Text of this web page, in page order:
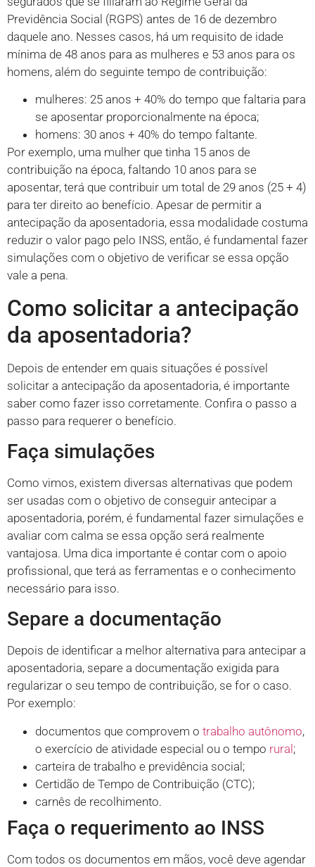
Previdência Social (RGPS) antes de 16 de dezembro
daquele ano. Nesses casos, há um requisito de idade
mínima de 48 anos para as mulheres e 53 anos para os
homens, além do seguinte tempo de contribuição:
mulheres: 25 anos + 40% do tempo que faltaria para
se aposentar proporcionalmente na época;
homens: 30 anos + 40% do tempo faltante.
Por exemplo, uma mulher que tinha 15 anos de
contribuição na época, faltando 10 anos para se
aposentar, terá que contribuir um total de 29 anos (25 + 4)
para ter direito ao benefício. Apesar de permitir a
antecipação da aposentadoria, essa modalidade costuma
reduzir o valor pago pelo INSS, então, é fundamental fazer
simulações com o objetivo de verificar se essa opção
vale a pena.
Como solicitar a antecipação
da aposentadoria?
Depois de entender em quais situações é possível
solicitar a antecipação da aposentadoria, é importante
saber como fazer isso corretamente. Confira o passo a
passo para requerer o benefício.
Faça simulações
Como vimos, existem diversas alternativas que podem
ser usadas com o objetivo de conseguir antecipar a
aposentadoria, porém, é fundamental fazer simulações e
avaliar com calma se essa opção será realmente
vantajosa. Uma dica importante é contar com o apoio
profissional, que terá as ferramentas e o conhecimento
necessário para isso.
Separe a documentação
Depois de identificar a melhor alternativa para antecipar a
aposentadoria, separe a documentação exigida para
regularizar o seu tempo de contribuição, se for o caso.
Por exemplo:
documentos que comprovem o trabalho autônomo,
o exercício de atividade especial ou o tempo rural;
carteira de trabalho e previdência social;
Certidão de Tempo de Contribuição (CTC);
carnês de recolhimento.
Faça o requerimento ao INSS
Com todos os documentos em mãos, você deve agendar